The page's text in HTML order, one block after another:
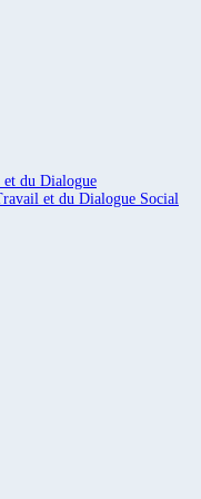
du Dialogue
et du Dialogue Social